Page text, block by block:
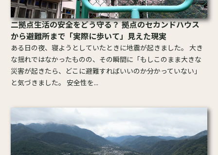
二拠点生活の安全をどう守る？ 拠点のセカンドハウス
から避難所まで「実際に歩いて」見えた現実
ある日の夜、寝ようとしていたときに地震が起きました。 大き
な揺れではなかったものの、その瞬間に「もしこのまま大きな
災害が起きたら、どこに避難すればいいのか分かっていない」
と気づきました。 安全性を...